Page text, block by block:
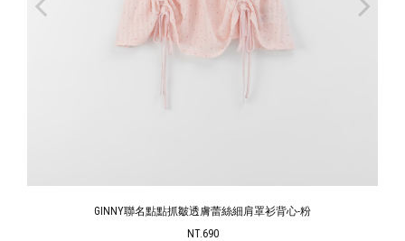
GINNY聯名點點抓皺透膚蕾絲細肩罩衫背心-粉
NT.690